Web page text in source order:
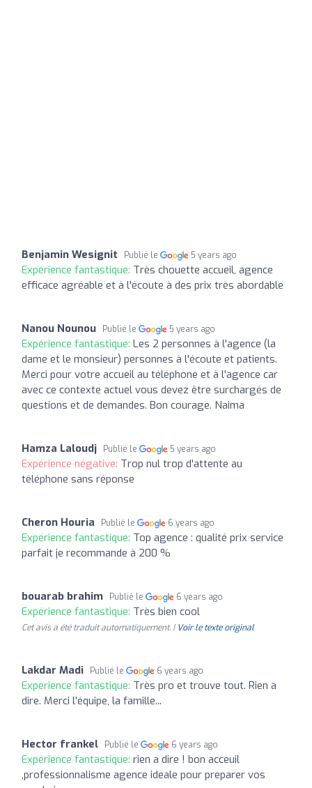
Benjamin Wesignit Publié le 5 years ago
Expérience fantastique: Très chouette accueil, agence
efficace agréable et à l'écoute à des prix très abordable
Nanou Nounou Publié le 5 years ago
Expérience fantastique: Les 2 personnes à l'agence (la
dame et le monsieur) personnes à l'écoute et patients.
Merci pour votre accueil au téléphone et à l'agence car
avec ce contexte actuel vous devez être surchargés de
questions et de demandes. Bon courage. Naima
Hamza Laloudj Publié le 5 years ago
Expérience négative: Trop nul trop d'attente au
téléphone sans réponse
Cheron Houria Publié le 6 years ago
Expérience fantastique: Top agence : qualité prix service
parfait je recommande à 200 %
bouarab brahim Publié le 6 years ago
Expérience fantastique: Très bien cool
Cet avis a été traduit automatiquement. | Voir le texte original
Lakdar Madi Publié le 6 years ago
Expérience fantastique: Très pro et trouve tout. Rien a
dire. Merci l'équipe, la famille...
Hector frankel Publié le 6 years ago
Expérience fantastique: rien a dire ! bon acceuil
,professionnalisme agence ideale pour preparer vos